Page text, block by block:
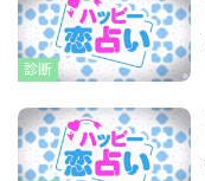
診断